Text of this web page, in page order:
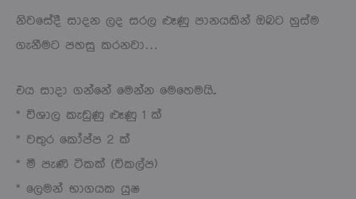
නිවසේදී සාදන ලද සරල ළූණු පානයකින් ඔබට හුස්ම
ගැනීමට පහසු කරනවා…
එය සාදා ගන්නේ මෙන්න මෙහෙමයි..
* විශාල කැඩුණු ළූණු 1 ක්
* වතුර කෝප්ප 2 ක්
* මී පැණි ටිකක් (විකල්ප)
* ලෙමන් භාගයක යුෂ